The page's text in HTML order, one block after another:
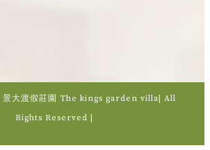
景大渡假莊園 The kings garden villa| All
Rights Reserved |